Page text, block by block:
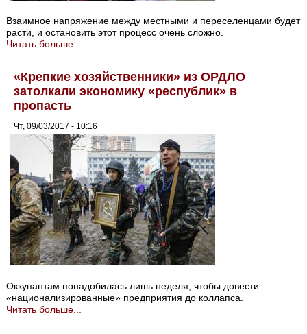
Взаимное напряжение между местными и переселенцами будет
расти, и остановить этот процесс очень сложно.
Читать больше...
«Крепкие хозяйственники» из ОРДЛО
затолкали экономику «республик» в
пропасть
Чт, 09/03/2017 - 10:16
Оккупантам понадобилась лишь неделя, чтобы довести
«национализированные» предприятия до коллапса.
Читать больше...